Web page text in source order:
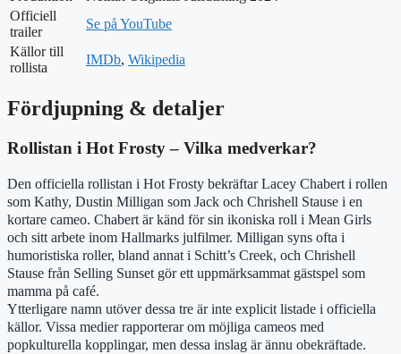
Officiell
trailer
Se på YouTube
Källor till
rollista
IMDb, Wikipedia
Fördjupning & detaljer
Rollistan i Hot Frosty – Vilka medverkar?
Den officiella rollistan i Hot Frosty bekräftar Lacey Chabert i rollen
som Kathy, Dustin Milligan som Jack och Chrishell Stause i en
kortare cameo. Chabert är känd för sin ikoniska roll i Mean Girls
och sitt arbete inom Hallmarks julfilmer. Milligan syns ofta i
humoristiska roller, bland annat i Schitt’s Creek, och Chrishell
Stause från Selling Sunset gör ett uppmärksammat gästspel som
mamma på café.
Ytterligare namn utöver dessa tre är inte explicit listade i officiella
källor. Vissa medier rapporterar om möjliga cameos med
popkulturella kopplingar, men dessa inslag är ännu obekräftade.